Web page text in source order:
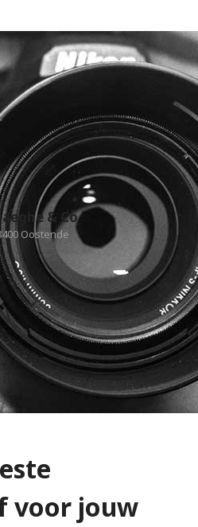
& Co
Oostende
voor jouw